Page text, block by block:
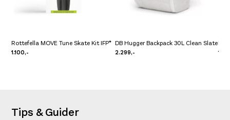
Rottefella MOVE Tune Skate Kit IFP*
1.100,-
DB Hugger Backpack 30L Clean Slate
2.299,-
Tips & Guider